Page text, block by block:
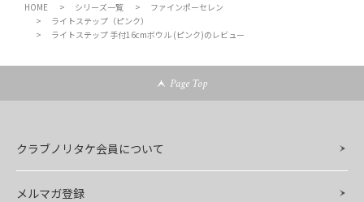
HOME シリーズ一覧
ファインポーセレン
ライトステップ（ピンク）
ライトステップ 手付16cmボウル (ピンク)のレビュー
Page Top
クラブノリタケ会員について
メルマガ登録